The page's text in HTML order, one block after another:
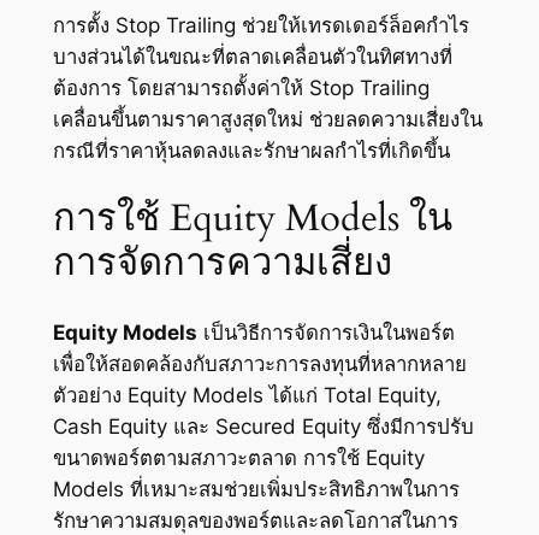
การตั้ง Stop Trailing ช่วยให้เทรดเดอร์ล็อคกำไร
บางส่วนได้ในขณะที่ตลาดเคลื่อนตัวในทิศทางที่
ต้องการ โดยสามารถตั้งค่าให้ Stop Trailing
เคลื่อนขึ้นตามราคาสูงสุดใหม่ ช่วยลดความเสี่ยงใน
กรณีที่ราคาหุ้นลดลงและรักษาผลกำไรที่เกิดขึ้น
การใช้ Equity Models ใน
การจัดการความเสี่ยง
Equity Models เป็นวิธีการจัดการเงินในพอร์ต
เพื่อให้สอดคล้องกับสภาวะการลงทุนที่หลากหลาย
ตัวอย่าง Equity Models ได้แก่ Total Equity,
Cash Equity และ Secured Equity ซึ่งมีการปรับ
ขนาดพอร์ตตามสภาวะตลาด การใช้ Equity
Models ที่เหมาะสมช่วยเพิ่มประสิทธิภาพในการ
รักษาความสมดุลของพอร์ตและลดโอกาสในการ